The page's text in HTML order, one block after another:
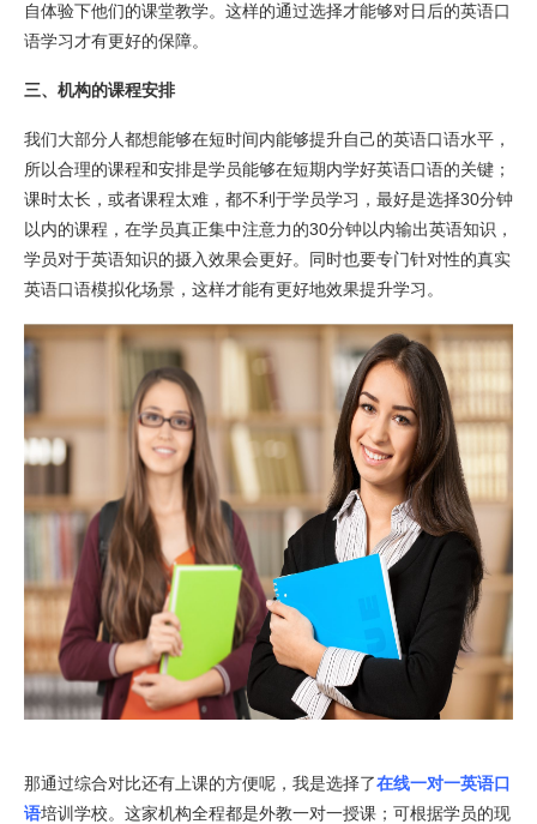
自体验下他们的课堂教学。这样的通过选择才能够对日后的英语口
语学习才有更好的保障。
三、机构的课程安排
我们大部分人都想能够在短时间内能够提升自己的英语口语水平，
所以合理的课程和安排是学员能够在短期内学好英语口语的关键；
课时太长，或者课程太难，都不利于学员学习，最好是选择30分钟
以内的课程，在学员真正集中注意力的30分钟以内输出英语知识，
学员对于英语知识的摄入效果会更好。同时也要专门针对性的真实
英语口语模拟化场景，这样才能有更好地效果提升学习。
那通过综合对比还有上课的方便呢，我是选择了在线一对一英语口
语培训学校。这家机构全程都是外教一对一授课；可根据学员的现